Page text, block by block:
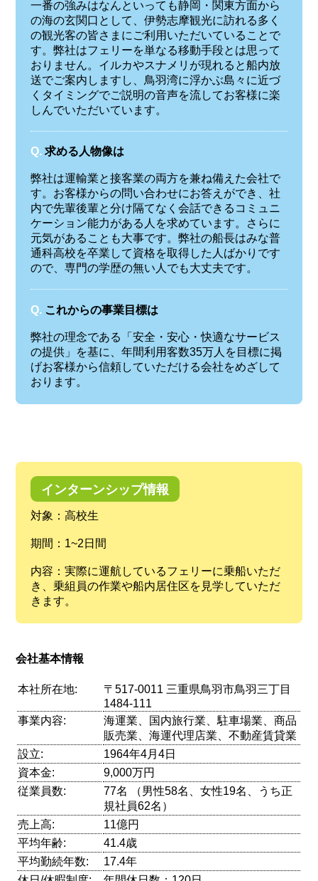
一番の強みはなんといっても静岡・関東方面から
の海の玄関口として、伊勢志摩観光に訪れる多く
の観光客の皆さまにご利用いただいていることで
す。弊社はフェリーを単なる移動手段とは思って
おりません。イルカやスナメリが現れると船内放
送でご案内しますし、鳥羽湾に浮かぶ島々に近づ
くタイミングでご説明の音声を流してお客様に楽
しんでいただいています。
Q. 求める人物像は
弊社は運輸業と接客業の両方を兼ね備えた会社で
す。お客様からの問い合わせにお答えができ、社
内で先輩後輩と分け隔てなく会話できるコミュニ
ケーション能力がある人を求めています。さらに
元気があることも大事です。弊社の船長はみな普
通科高校を卒業して資格を取得した人ばかりです
ので、専門の学歴の無い人でも大丈夫です。
Q. これからの事業目標は
弊社の理念である「安全・安心・快適なサービス
の提供」を基に、年間利用客数35万人を目標に掲
げお客様から信頼していただける会社をめざして
おります。
インターンシップ情報
対象：高校生
期間：1~2日間
内容：実際に運航しているフェリーに乗船いただ
き、乗組員の作業や船内居住区を見学していただ
きます。
会社基本情報
本社所在地:
〒517-0011 三重県鳥羽市鳥羽三丁目
1484‐111
事業内容:
海運業、国内旅行業、駐車場業、商品
販売業、海運代理店業、不動産賃貸業
設立:
1964年4月4日
資本金:
9,000万円
従業員数:
77名 （男性58名、女性19名、うち正
規社員62名）
売上高:
11億円
平均年齢:
41.4歳
平均勤続年数:
17.4年